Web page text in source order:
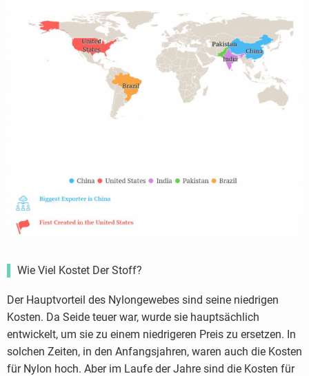
Wie Viel Kostet Der Stoff?
Der Hauptvorteil des Nylongewebes sind seine niedrigen
Kosten. Da Seide teuer war, wurde sie hauptsächlich
entwickelt, um sie zu einem niedrigeren Preis zu ersetzen. In
solchen Zeiten, in den Anfangsjahren, waren auch die Kosten
für Nylon hoch. Aber im Laufe der Jahre sind die Kosten für